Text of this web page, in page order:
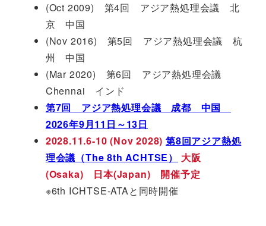
(Oct 2009) 第4回 アジア熱処理会議 北
京 中国
(Nov 2016) 第5回 アジア熱処理会議 杭
州 中国
(Mar 2020) 第6回 アジア熱処理会議
Chennai インド
第7回 アジア熱処理会議 成都 中国
2026年9月11日～13日
2028.11.6-10 (Nov 2028) 第8回アジア熱処
理会議（The 8th ACHTSE）
大阪
(Osaka) 日本(Japan) 開催予定
※6th ICHTSE-ATAと同時開催